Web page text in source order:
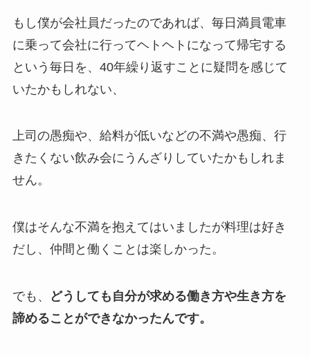
もし僕が会社員だったのであれば、毎日満員電車
に乗って会社に行ってヘトヘトになって帰宅する
という毎日を、40年繰り返すことに疑問を感じて
いたかもしれない、
上司の愚痴や、給料が低いなどの不満や愚痴、行
きたくない飲み会にうんざりしていたかもしれま
せん。
僕はそんな不満を抱えてはいましたが料理は好き
だし、仲間と働くことは楽しかった。
でも、
どうしても自分が求める働き方や生き方を
諦めることができなかったんです。